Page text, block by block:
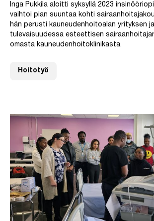
Inga Pukkila aloitti syksyllä 2023
vaihtoi pian suuntaa kohti
hän perusti kauneudenhoitoalan yrityksen
tulevaisuudessa esteettisen
omasta kauneudenhoitoklinikasta.
Hoitotyö